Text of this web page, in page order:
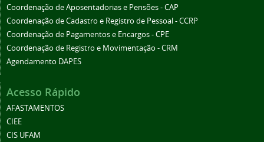
Coordenação de Aposentadorias e Pensões - CAP
Coordenação de Cadastro e Registro de Pessoal - CCRP
Coordenação de Pagamentos e Encargos - CPE
Coordenação de Registro e Movimentação - CRM
Agendamento DAPES
Acesso Rápido
AFASTAMENTOS
CIEE
CIS UFAM